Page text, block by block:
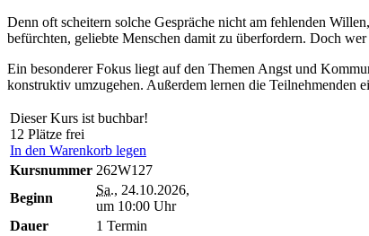
Denn oft scheitern solche Gespräche nicht am fehlenden
befürchten, geliebte Menschen damit zu überfordern. Doch
Ein besonderer Fokus liegt auf den Themen Angst und
konstruktiv umzugehen. Außerdem lernen die Teilnehmenden
Dieser Kurs ist buchbar!
12 Plätze frei
In den Warenkorb legen
Kursnummer 262W127
Beginn
Sa., 24.10.2026,
um 10:00 Uhr
Dauer
1 Termin